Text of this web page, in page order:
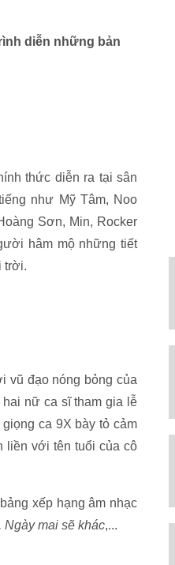
diễn những bản
thức diễn ra tại sân
như Mỹ Tâm, Noo
Sơn, Min, Rocker
hâm mộ những tiết
trời.
vũ đạo nóng bỏng của
nữ ca sĩ tham gia lễ
ca 9X bày tỏ cảm
liền với tên tuổi của cô
xếp hạng âm nhạc
Ngày mai sẽ khác,...